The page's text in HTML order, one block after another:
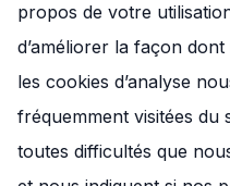
propos de votre
d’améliorer la façon
les cookies d’analyse
fréquemment visitées du
toutes difficultés que